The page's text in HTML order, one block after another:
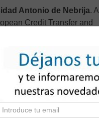
Antonio de Nebrija. Al
Credit Transfer and